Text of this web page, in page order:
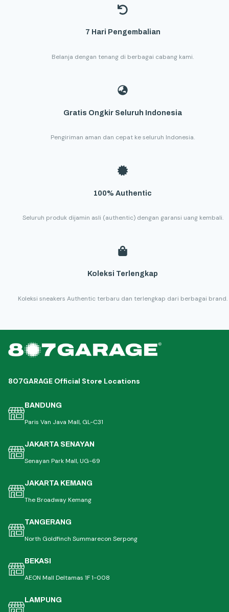
7 Hari Pengembalian
Belanja dengan tenang di berbagai cabang kami.
Gratis Ongkir Seluruh Indonesia
Pengiriman aman dan cepat ke seluruh Indonesia.
100% Authentic
Seluruh produk dijamin asli (authentic) dengan garansi uang kembali.
Koleksi Terlengkap
Koleksi sneakers Authentic terbaru dan terlengkap dari berbagai brand.
807GARAGE Official Store Locations
BANDUNG
Paris Van Java Mall, GL-C31
JAKARTA SENAYAN
Senayan Park Mall, UG-69
JAKARTA KEMANG
The Broadway Kemang
TANGERANG
North Goldfinch Summarecon Serpong
BEKASI
AEON Mall Deltamas 1F 1-008
LAMPUNG